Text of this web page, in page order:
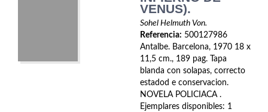
VENUS).
Sohel Helmuth Von.
Referencia: 500127986
Antalbe. Barcelona, 1970 18 x
11,5 cm., 189 pag. Tapa
blanda con solapas, correcto
estadod e conservacion.
NOVELA POLICIACA .
Ejemplares disponibles: 1